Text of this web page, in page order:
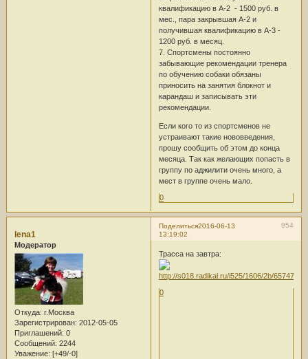
квалификацию в А-2 - 1500 руб. в
мес., пара закрывшая А-2 и
получившая квалификацию в А-3 -
1200 руб. в месяц.
7. Спортсмены постоянно
забывающие рекомендации тренера
по обучению собаки обязаны
приносить на занятия блокнот и
карандаш и записывать эти
рекомендации.
Если кого то из спортсменов не
устраивают такие нововведения,
прошу сообщить об этом до конца
месяца. Так как желающих попасть в
группу по аджилити очень много, а
мест в группе очень мало.
0
Поделиться 954
2016-06-13
13:19:02
lena1
Модератор
Откуда: г.Москва
Зарегистрирован: 2012-05-05
Приглашений: 0
Сообщений: 2244
Уважение: [+49/-0]
Трасса на завтра:
0